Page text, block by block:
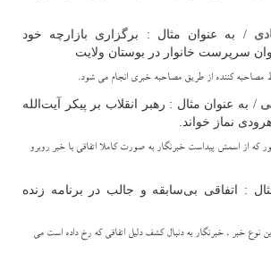
/ به عنوان مثال : برگزاری بازارچه خود
سرپرست خانوار در بوستان ولایت
مصاحبه کننده از طریق مصاحبه خبری انجام می شود.
/ به عنوان مثال : رهبر انقلاب بر پیکر آیت‌الله
نماز خواند.
که از اسمش پیداست خبرنگار به صورت کاملا اتفاقی با خبر روبرو
: اتفاقی بی‌سابقه و جالب در برنامه زنده
نوع خبر ، خبرنگار به دنبال کشف دلیل اتفاقی که رخ داده است می